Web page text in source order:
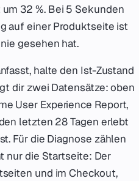
32 %. Bei 5 Sekunden
auf einer Produktseite ist
gesehen hat.
halte den Ist-Zustand
dir zwei Datensätze: oben
User Experience Report,
letzten 28 Tagen erlebt
Für die Diagnose zählen
nur die Startseite: Der
und im Checkout,